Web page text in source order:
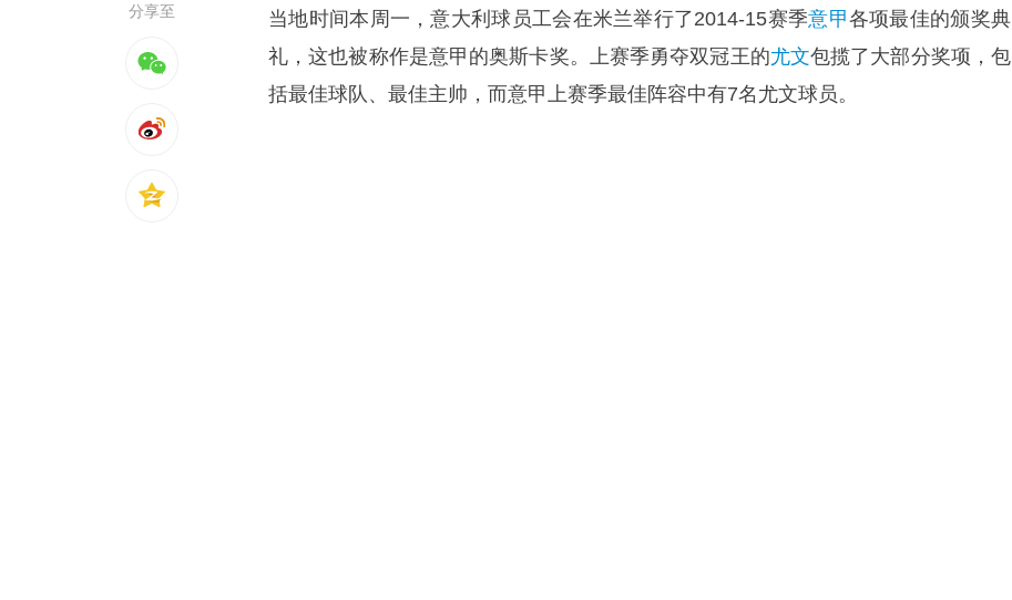
分享至 当地时间本周一，意大利球员工会在米兰举行了2014-15赛季意甲各项最佳的颁奖典
礼，这也被称作是意甲的奥斯卡奖。上赛季勇夺双冠王的尤文包揽了大部分奖项，包
括最佳球队、最佳主帅，而意甲上赛季最佳阵容中有7名尤文球员。